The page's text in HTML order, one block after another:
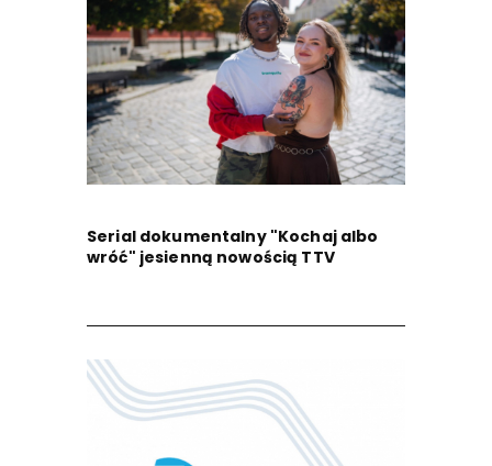
Serial dokumentalny "Kochaj albo
wróć" jesienną nowością TTV